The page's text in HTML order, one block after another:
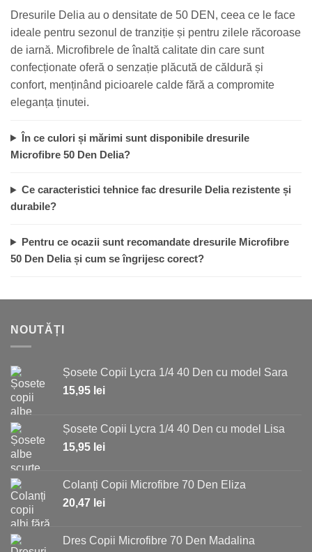
Dresurile Delia au o densitate de 50 DEN, ceea ce le face
ideale pentru sezonul de tranziție și pentru zilele răcoroase
de iarnă. Microfibrele de înaltă calitate din care sunt
confecționate oferă o senzație plăcută de căldură și
confort, menținând picioarele calde fără a compromite
eleganța ținutei.
În ce culori și mărimi sunt disponibile dresurile
Microfibre 50 Den Delia?
Ce caracteristici tehnice fac dresurile Delia rezistente și
durabile?
Pentru ce ocazii sunt recomandate dresurile Microfibre
50 Den Delia și cum se îngrijesc corect?
NOUTĂȚI
Șosete Copii Lycra 1/4 40 Den cu model Sara
15,95 lei
Șosete Copii Lycra 1/4 40 Den cu model Lisa
15,95 lei
Colanți Copii Microfibre 70 Den Eliza
20,47 lei
Dres Copii Microfibre 70 Den Madalina